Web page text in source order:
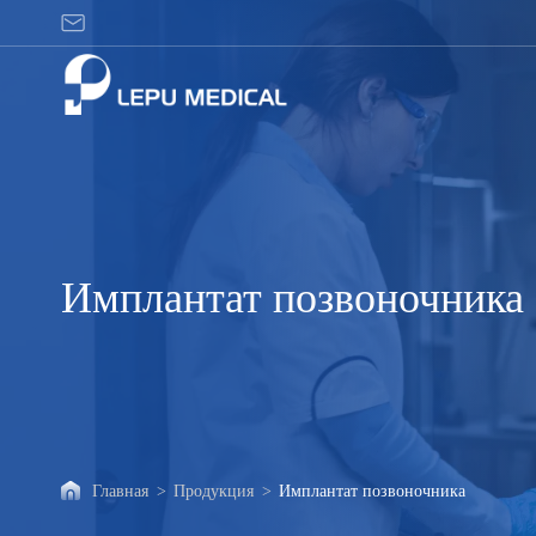
Имплантат
позвоночника
Имплантат позвоночника
Главная > Продукция > Имплантат позвоночника